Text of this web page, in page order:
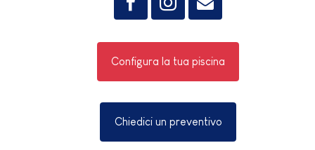
Configura la tua piscina
Chiedici un preventivo